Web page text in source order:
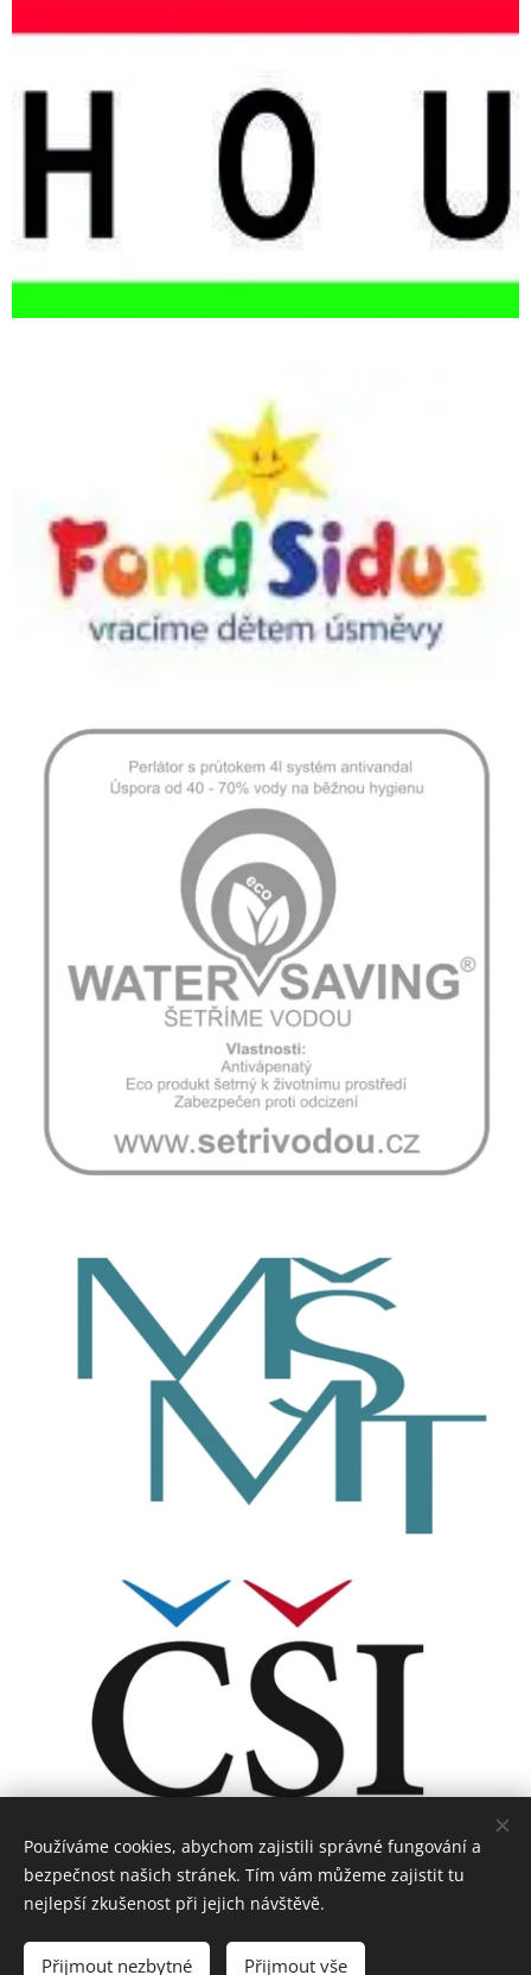
Používáme cookies, abychom zajistili správné fungování a
bezpečnost našich stránek. Tím vám můžeme zajistit tu
nejlepší zkušenost při jejich návštěvě.
Přijmout nezbytné Přijmout vše